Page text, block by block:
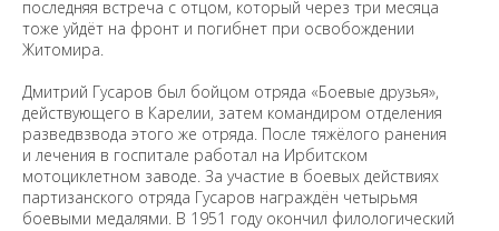
последняя встреча с отцом, который через три месяца
тоже уйдёт на фронт и погибнет при освобождении
Житомира.
Дмитрий Гусаров был бойцом отряда «Боевые друзья»,
действующего в Карелии, затем командиром отделения
разведвзвода этого же отряда. После тяжёлого ранения
и лечения в госпитале работал на Ирбитском
мотоциклетном заводе. За участие в боевых действиях
партизанского отряда Гусаров награждён четырьмя
боевыми медалями. В 1951 году окончил филологический